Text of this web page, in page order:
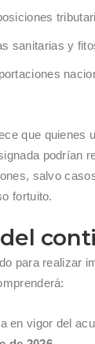
sanitarias y
que quienes
podrían
salvo
fortuito.
para realizar
en vigor del